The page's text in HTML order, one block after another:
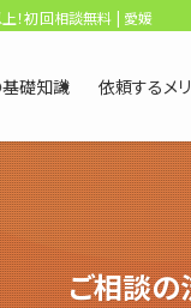
初回相談無料 | 愛媛・松山
礎知識 依頼するメ
ご相談の